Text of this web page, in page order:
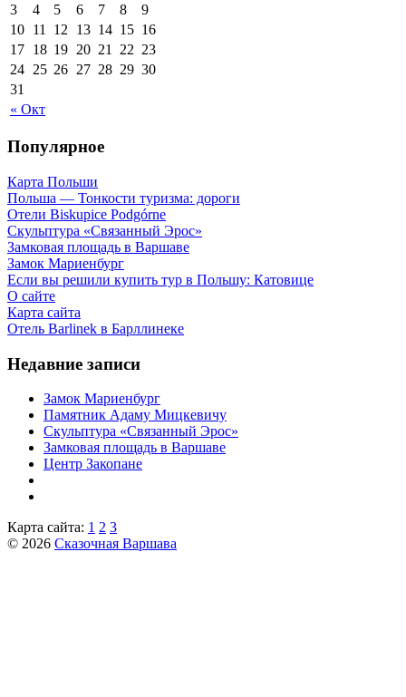
« Окт
3
4 5 6 7 8
9
10 11 12 13 14 15 16
17 18 19 20 21 22 23
24 25 26 27 28 29 30
31
Популярное
Карта Польши
Польша — Тонкости туризма: дороги
Отели Biskupice Podgórne
Скульптура «Связанный Эрос»
Замковая площадь в Варшаве
Замок Мариенбург
Если вы решили купить тур в Польшу: Катовице
О сайте
Карта сайта
Отель Barlinek в Барллинеке
Недавние записи
Замок Мариенбург
Памятник Адаму Мицкевичу
Скульптура «Связанный Эрос»
Замковая площадь в Варшаве
Центр Закопане
Карта сайта: 1 2 3
© 2026 Сказочная Варшава